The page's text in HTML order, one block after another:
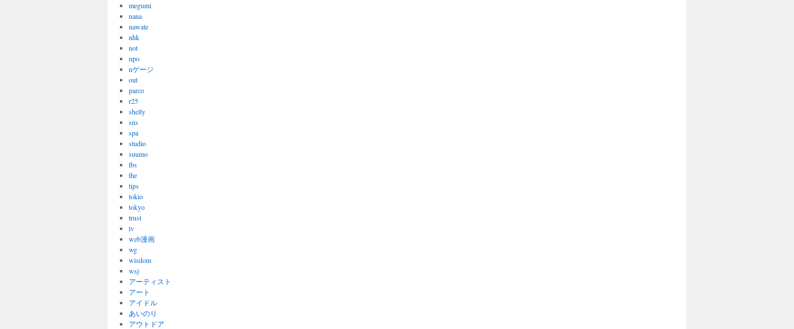
megumi
nana
nawate
nhk
not
npo
nゲージ
out
parco
r25
shelly
sns
spa
studio
suumo
tbs
the
tips
tokio
tokyo
trust
tv
web漫画
wg
wisdom
wsj
アーティスト
アート
アイドル
あいのり
アウトドア